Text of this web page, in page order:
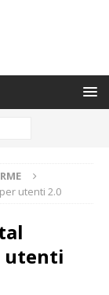
utenti 2.0
utenti